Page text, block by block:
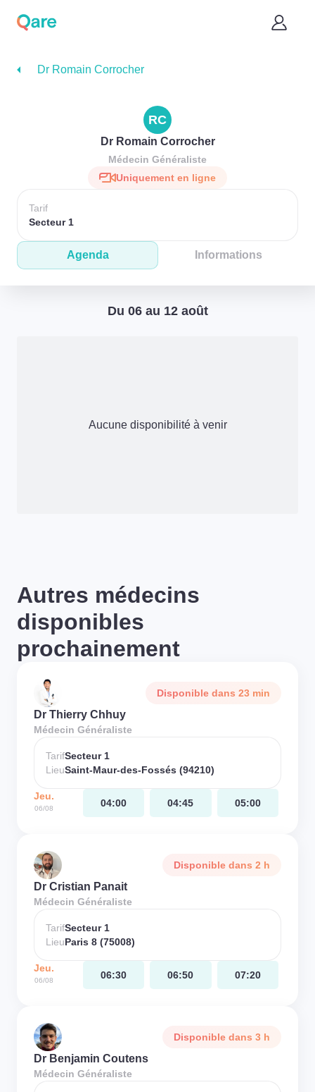
Dr Romain Corrocher
RC
Dr Romain Corrocher
Médecin Généraliste
Uniquement en ligne
Tarif
Secteur 1
Agenda Informations
Du 06 au 12 août
Aucune disponibilité à venir
Autres médecins
disponibles
prochainement
Disponible dans 23 min
Dr Thierry Chhuy
Médecin Généraliste
TarifSecteur 1
LieuSaint-Maur-des-Fossés (94210)
Jeu.
06/08 04:00 04:45 05:00
Disponible dans 2 h
Dr Cristian Panait
Médecin Généraliste
TarifSecteur 1
LieuParis 8 (75008)
Jeu.
06/08 06:30 06:50 07:20
Disponible dans 3 h
Dr Benjamin Coutens
Médecin Généraliste